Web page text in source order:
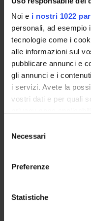
Noi e i nostri 1022
personali, ad esempio
tecnologie come i
alle informazioni sul
pubblicare annunci e
gli annunci e i
i servizi. Avete la
vostri dati e per quali
modificare o revocare
momento dalla
raccogliere
geografica, con
delNecessari
Preferenze
Statistiche
Possibilità di iscrizione
No
Tasse e contributi
€ 1.902,00:
II rata € 775,00 entro
III rata € 775,00 entro
obbligatoria